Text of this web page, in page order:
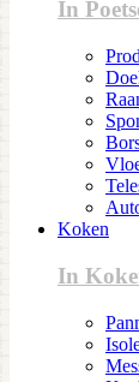
In
Koken
In